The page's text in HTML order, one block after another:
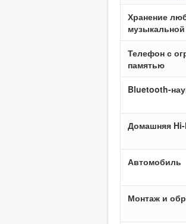
Хранение
Телефон с
памятью
Bluetooth-
Домашняя
Автомобиль
Монтаж и